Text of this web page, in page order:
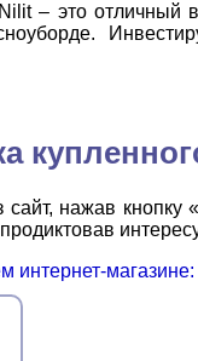
– это отличный
сайт, нажав
продиктовав
интернет-магазине: